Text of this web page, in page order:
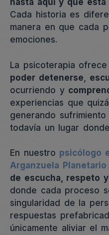
hasta aquí y qué
Cada historia es
manera en que cada
emociones.
La psicoterapia
poder detenerse
ocurriendo y
experiencias que
generando
todavía un lugar
En nuestro psicólogo
Arganzuela Planetario
de escucha, respeto
donde cada proceso
singularidad de la
respuestas
únicamente aliviar el